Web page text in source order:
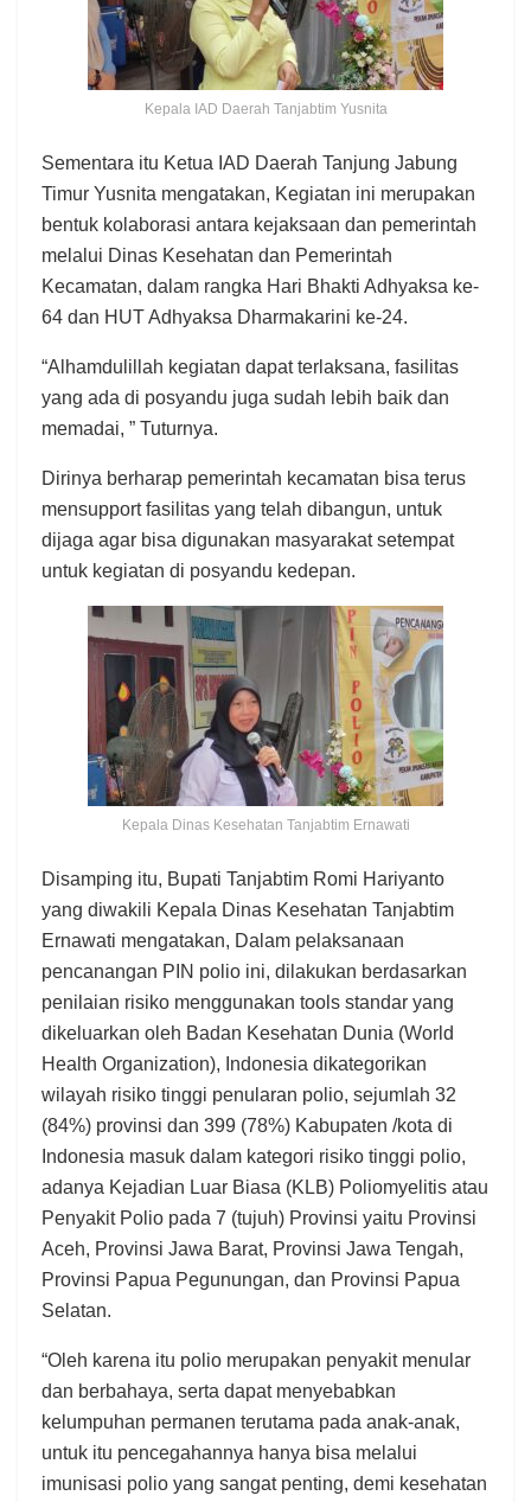
Kepala IAD Daerah Tanjabtim Yusnita
Sementara itu Ketua IAD Daerah Tanjung Jabung
Timur Yusnita mengatakan, Kegiatan ini merupakan
bentuk kolaborasi antara kejaksaan dan pemerintah
melalui Dinas Kesehatan dan Pemerintah
Kecamatan, dalam rangka Hari Bhakti Adhyaksa ke-
64 dan HUT Adhyaksa Dharmakarini ke-24.
“Alhamdulillah kegiatan dapat terlaksana, fasilitas
yang ada di posyandu juga sudah lebih baik dan
memadai, ” Tuturnya.
Dirinya berharap pemerintah kecamatan bisa terus
mensupport fasilitas yang telah dibangun, untuk
dijaga agar bisa digunakan masyarakat setempat
untuk kegiatan di posyandu kedepan.
Kepala Dinas Kesehatan Tanjabtim Ernawati
Disamping itu, Bupati Tanjabtim Romi Hariyanto
yang diwakili Kepala Dinas Kesehatan Tanjabtim
Ernawati mengatakan, Dalam pelaksanaan
pencanangan PIN polio ini, dilakukan berdasarkan
penilaian risiko menggunakan tools standar yang
dikeluarkan oleh Badan Kesehatan Dunia (World
Health Organization), Indonesia dikategorikan
wilayah risiko tinggi penularan polio, sejumlah 32
(84%) provinsi dan 399 (78%) Kabupaten /kota di
Indonesia masuk dalam kategori risiko tinggi polio,
adanya Kejadian Luar Biasa (KLB) Poliomyelitis atau
Penyakit Polio pada 7 (tujuh) Provinsi yaitu Provinsi
Aceh, Provinsi Jawa Barat, Provinsi Jawa Tengah,
Provinsi Papua Pegunungan, dan Provinsi Papua
Selatan.
“Oleh karena itu polio merupakan penyakit menular
dan berbahaya, serta dapat menyebabkan
kelumpuhan permanen terutama pada anak-anak,
untuk itu pencegahannya hanya bisa melalui
imunisasi polio yang sangat penting, demi kesehatan